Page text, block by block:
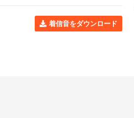
着信音をダウンロード